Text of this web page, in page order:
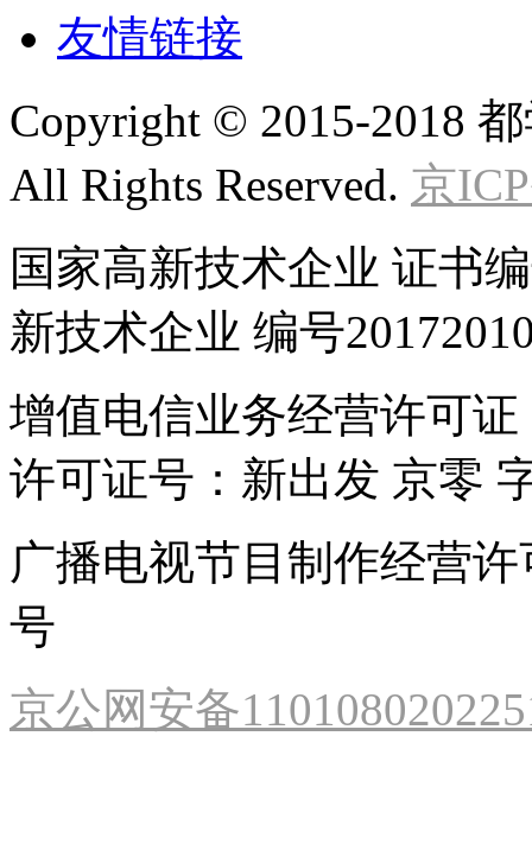
友情链接
Copyright © 2015-2018
All Rights Reserved. 京
国家高新技术企业 证书
新技术企业 编号
增值电信业务经营许可证
许可证号：新出发 京零
广播电视节目制作经营
号
京公网安备